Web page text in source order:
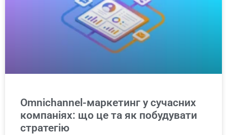
Omnichannel-маркетинг у сучасних
компаніях: що це та як побудувати
стратегію